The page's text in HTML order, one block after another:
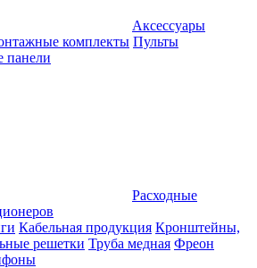
Аксессуары
комплекты Пульты
панели
Расходные
Кабельная продукция Кронштейны,
решетки Труба медная Фреон